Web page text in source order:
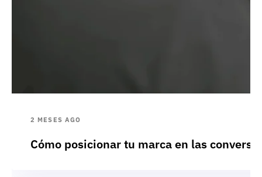
2 MESES AGO
Cómo posicionar tu marca en las